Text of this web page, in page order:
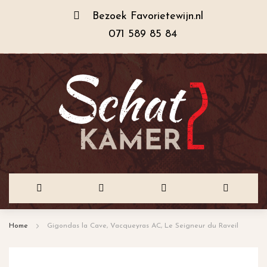
Bezoek Favorietewijn.nl
071 589 85 84
Home Gigondas la Cave, Vacqueyras AC, Le Seigneur du Raveil